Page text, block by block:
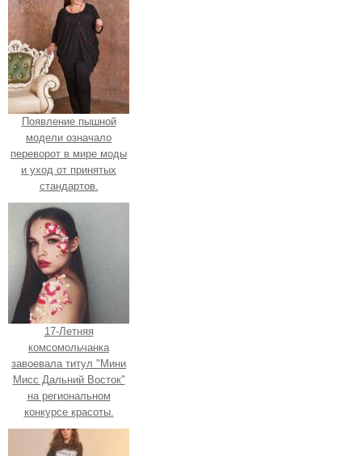
Появление пышной
модели означало
переворот в мире моды
и уход от принятых
стандартов.
17-Летняя
комсомольчанка
завоевала титул "Мини
Мисс Дальний Восток"
на региональном
конкурсе красоты.